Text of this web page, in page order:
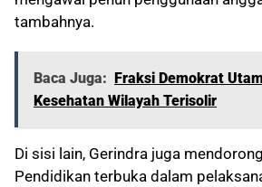
tambahnya.
Baca Juga: Fraksi Demokrat
Kesehatan Wilayah Terisolir
Di sisi lain, Gerindra juga
Pendidikan terbuka dalam